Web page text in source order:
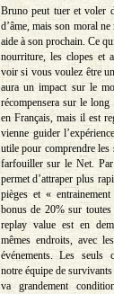
Bruno peut tuer et voler
d’âme, mais son moral
aide à son prochain. Ce
nourriture, les clopes et
voir si vous voulez être
aura un impact sur le
récompensera sur le
en Français, mais il est
vienne guider
utile pour comprendre
farfouiller sur le Net. Par
permet d’attraper plus
pièges et «
bonus de 20% sur
replay value est en
mêmes endroits, avec
événements. Les seuls
notre équipe de
va grandement